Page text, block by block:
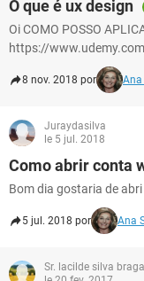
O que é ux design
Oi COMO POSSO
https://
8 nov. 2018 por Ana
Juraydasilva
le 5 jul. 2018
Como abrir conta
Bom dia gostaria de
5 jul. 2018 por Ana
Sr. lacilde silva braga